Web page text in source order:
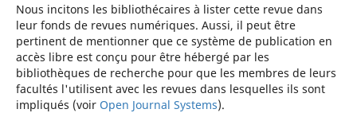
Nous incitons les bibliothécaires à lister cette revue dans
leur fonds de revues numériques. Aussi, il peut être
pertinent de mentionner que ce système de publication en
accès libre est conçu pour être hébergé par les
bibliothèques de recherche pour que les membres de leurs
facultés l'utilisent avec les revues dans lesquelles ils sont
impliqués (voir Open Journal Systems).